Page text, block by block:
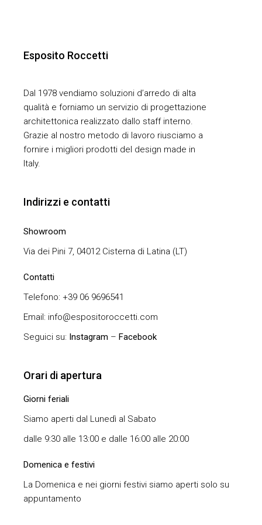
Esposito Roccetti
Dal 1978 vendiamo soluzioni d’arredo di alta
qualità e forniamo un servizio di progettazione
architettonica realizzato dallo staff interno.
Grazie al nostro metodo di lavoro riusciamo a
fornire i migliori prodotti del design made in
Italy.
Indirizzi e contatti
Showroom
Via dei Pini 7, 04012 Cisterna di Latina (LT)
Contatti
Telefono: +39 06 9696541
Email: info@espositoroccetti.com
Seguici su: Instagram – Facebook
Orari di apertura
Giorni feriali
Siamo aperti dal Lunedì al Sabato
dalle 9:30 alle 13:00 e dalle 16:00 alle 20:00
Domenica e festivi
La Domenica e nei giorni festivi siamo aperti solo su
appuntamento